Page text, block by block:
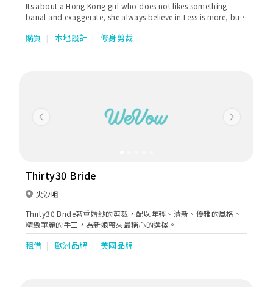
Its about a Hong Kong girl who does not likes something
banal and exaggerate, she always believe in Less is more, but
its hard to find some wedding dress like this in the market. So
she started to design all the dresses, made her own brand and
購買 本地設計 修身剪裁
Previous Next
Thirty30 Bride
尖沙咀
Thirty30 Bride著重婚紗的剪裁，配以年輕、清新、優雅的風格、
精緻華麗的手工，為新娘帶來最稱心的選擇。
租借 歐洲品牌 美國品牌